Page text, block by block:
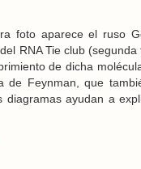
foto aparece el ruso
RNA Tie club
de dicha
de Feynman, que
diagramas ayudan a